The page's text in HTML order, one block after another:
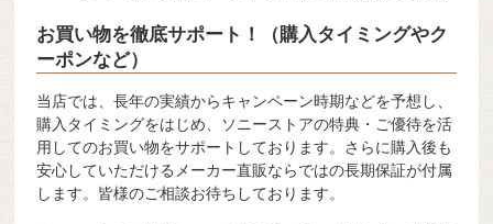
お買い物を徹底サポート！（購入タイミングやク
ーポンなど）
当店では、長年の実績からキャンペーン時期などを予想し、
購入タイミングをはじめ、ソニーストアの特典・ご優待を活
用してのお買い物をサポートしております。さらに購入後も
安心していただけるメーカー直販ならではの長期保証が付属
します。皆様のご相談お待ちしております。